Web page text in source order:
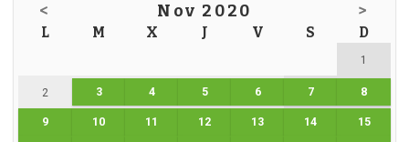
< Nov 2020 >
L M X J V S D
1
2 3 4 5 6 7 8
9 10 11 12 13 14 15